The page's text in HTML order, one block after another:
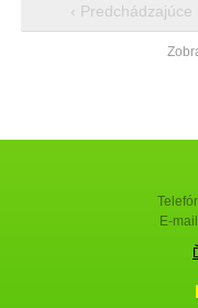
‹ Predchádzajúce
E-